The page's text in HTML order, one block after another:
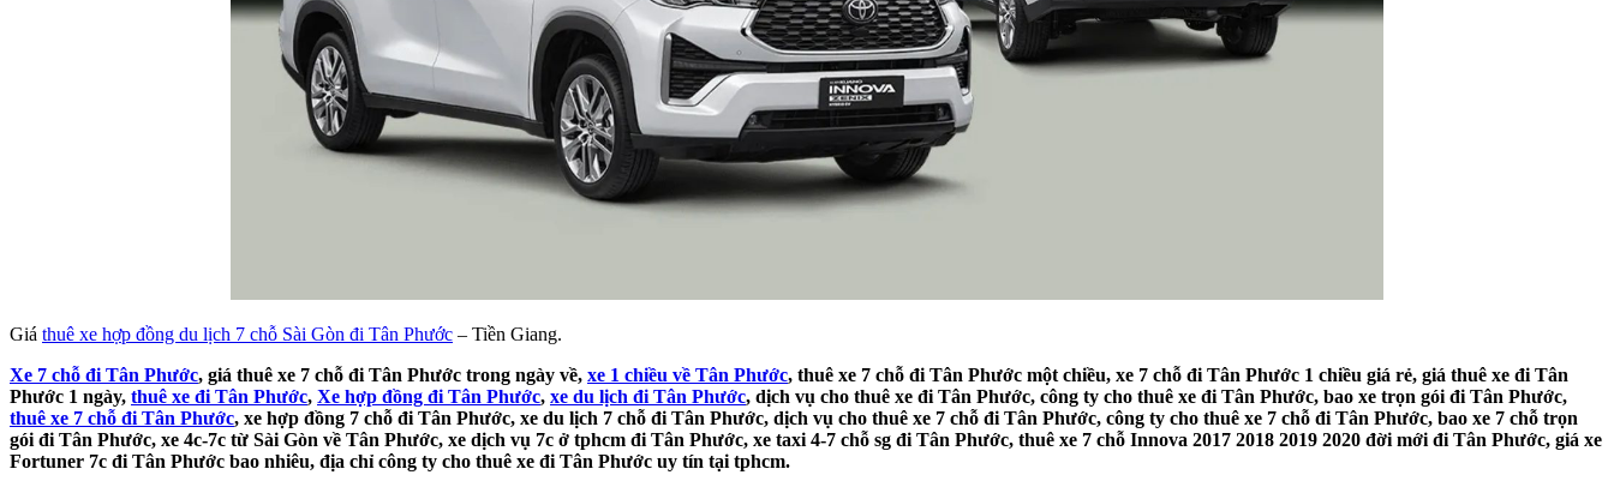
Giá thuê xe hợp đồng du lịch 7 chỗ Sài Gòn đi Tân Phước – Tiền Giang.
Xe 7 chỗ đi Tân Phước, giá thuê xe 7 chỗ đi Tân Phước trong ngày về, xe 1 chiều về Tân Phước, thuê xe 7 chỗ đi Tân Phước một chiều, xe 7 chỗ đi Tân Phước 1 chiều giá rẻ, giá thuê xe đi Tân
Phước 1 ngày, thuê xe đi Tân Phước, Xe hợp đồng đi Tân Phước, xe du lịch đi Tân Phước, dịch vụ cho thuê xe đi Tân Phước, công ty cho thuê xe đi Tân Phước, bao xe trọn gói đi Tân Phước,
thuê xe 7 chỗ đi Tân Phước, xe hợp đồng 7 chỗ đi Tân Phước, xe du lịch 7 chỗ đi Tân Phước, dịch vụ cho thuê xe 7 chỗ đi Tân Phước, công ty cho thuê xe 7 chỗ đi Tân Phước, bao xe 7 chỗ trọn
gói đi Tân Phước, xe 4c-7c từ Sài Gòn về Tân Phước, xe dịch vụ 7c ở tphcm đi Tân Phước, xe taxi 4-7 chỗ sg đi Tân Phước, thuê xe 7 chỗ Innova 2017 2018 2019 2020 đời mới đi Tân Phước, giá xe
Fortuner 7c đi Tân Phước bao nhiêu, địa chỉ công ty cho thuê xe đi Tân Phước uy tín tại tphcm.